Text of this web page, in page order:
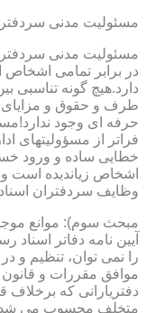
مسئولیت مدنی سردفتر
مسئولیت مدنی
در برابر تمامی
دارد.هیچ گونه تناسبی
طرف و حقوق و
حرفه ای وجود
فراتر از مسؤولیتهای
خطایی ساده و ورود
اشخاص زیاندیده است
وظایف سردفتران
را نمی توان، تنظیم و
موافق مقررات و قانون
دفتریارانی که
متخلف محسوب می